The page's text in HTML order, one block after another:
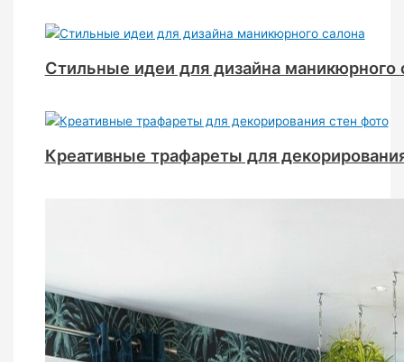
Стильные идеи для дизайна маникюрного
Креативные трафареты для